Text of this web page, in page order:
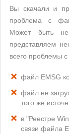
Вы скачали и
проблема с
Может быть
представляем
всего проблемы
файл EMSG
файл не
того же
в "Реестре
связи файла